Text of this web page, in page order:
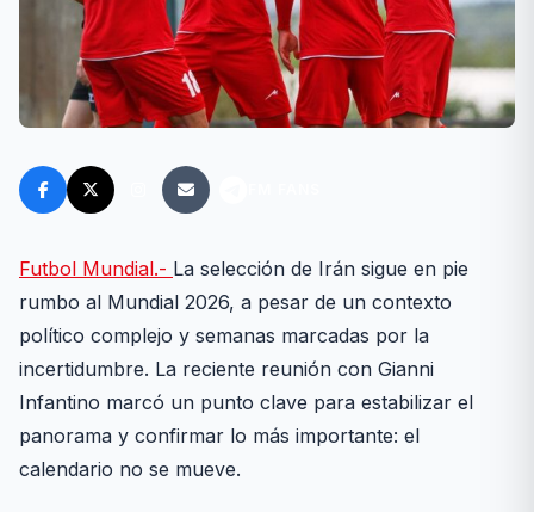
Futbol Mundial.- La selección de Irán sigue en pie
rumbo al Mundial 2026, a pesar de un contexto
político complejo y semanas marcadas por la
incertidumbre. La reciente reunión con Gianni
Infantino marcó un punto clave para estabilizar el
panorama y confirmar lo más importante: el
calendario no se mueve.